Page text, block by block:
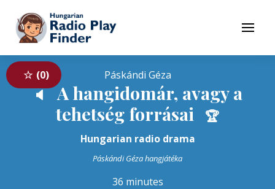
To contents
Menu
0 Páskándi Géza
🔈 A hangidomár, avagy a
tehetség forrásai
🏆
Hungarian radio drama
Páskándi Géza hangjátéka
36 minutes